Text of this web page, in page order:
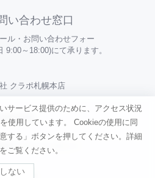
い合わせ窓口
ル・お問い合わせフォー
9:00～18:00)にて承ります。
クラポ札幌本店
0315
約 |プライバシーポリシー
©Renkau
サービス提供のために、アクセス状況
使用しています。
Cookieの使用に同
する」ボタンを押してください。詳細
をご覧ください。
ない